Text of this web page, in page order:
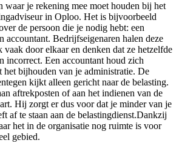
waar je rekening mee moet houden bij het
in Oploo. Het is bijvoorbeeld
de persoon die je nodig hebt: een
accountant. Bedrijfseigenaren halen deze
vaak door elkaar en denken dat ze hetzelfde
incorrect. Een accountant houd zich
bijhouden van je administratie. De
kijkt alleen gericht naar de belasting.
aftrekposten of aan het indienen van de
Hij zorgt er dus voor dat je minder van je
af te staan aan de belastingdienst.Dankzij
het in de organisatie nog ruimte is voor
gebied.